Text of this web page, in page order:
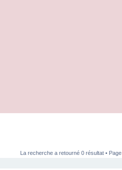
La recherche a retourné 0 résultat • Page